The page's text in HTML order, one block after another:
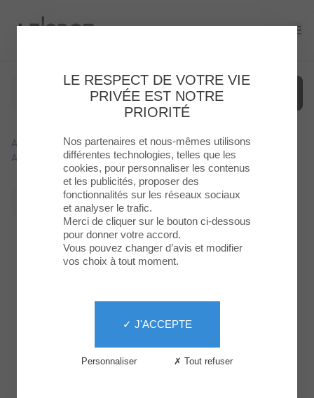
Le Spot
Menu
Enseignes
Accueil Actualites > Montre Service Célèbre Ses 60
Ans : Un Anniversaire À Ne Pas Manquer !
Retour à la liste
LE RESPECT DE VOTRE VIE
PRIVÉE EST NOTRE
PRIORITÉ
Nos partenaires et nous-mêmes utilisons
différentes technologies, telles que les
cookies, pour personnaliser les contenus
et les publicités, proposer des
fonctionnalités sur les réseaux sociaux
et analyser le trafic.
Merci de cliquer sur le bouton ci-dessous
pour donner votre accord.
Vous pouvez changer d’avis et modifier
vos choix à tout moment.
✓ J'ACCEPTE
✗ Tout refuser
Personnaliser